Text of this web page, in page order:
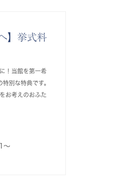
】挙式料
！当館を第一希
別な特典です。
お考えのおふた
〜